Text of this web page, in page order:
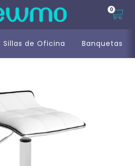
0
Sillas de Oficina Banquetas